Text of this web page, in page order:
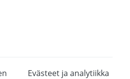
Evästeet ja analytiikka